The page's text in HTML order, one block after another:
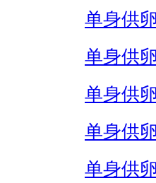
单身供
单身供
单身供
单身供
单身供